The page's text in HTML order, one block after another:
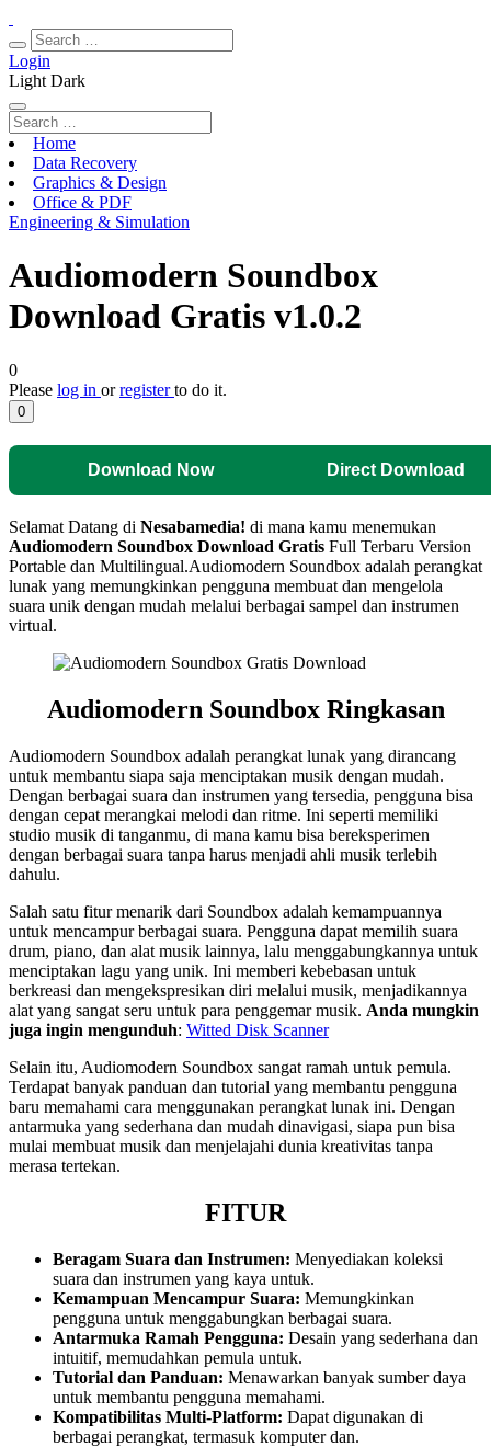
Login
Light Dark
Home
Data Recovery
Graphics & Design
Office & PDF
Engineering & Simulation
Audiomodern Soundbox
Download Gratis v1.0.2
0
Please log in orregisterto do it.
0
Download Now Direct Download
Selamat Datang di Nesabamedia! di mana kamu menemukan
Audiomodern Soundbox Download Gratis Full Terbaru Version
Portable dan Multilingual.Audiomodern Soundbox adalah perangkat
lunak yang memungkinkan pengguna membuat dan mengelola
suara unik dengan mudah melalui berbagai sampel dan instrumen
virtual.
Audiomodern Soundbox Ringkasan
Audiomodern Soundbox adalah perangkat lunak yang dirancang
untuk membantu siapa saja menciptakan musik dengan mudah.
Dengan berbagai suara dan instrumen yang tersedia, pengguna bisa
dengan cepat merangkai melodi dan ritme. Ini seperti memiliki
studio musik di tanganmu, di mana kamu bisa bereksperimen
dengan berbagai suara tanpa harus menjadi ahli musik terlebih
dahulu.
Salah satu fitur menarik dari Soundbox adalah kemampuannya
untuk mencampur berbagai suara. Pengguna dapat memilih suara
drum, piano, dan alat musik lainnya, lalu menggabungkannya untuk
menciptakan lagu yang unik. Ini memberi kebebasan untuk
berkreasi dan mengekspresikan diri melalui musik, menjadikannya
alat yang sangat seru untuk para penggemar musik. Anda mungkin
juga ingin mengunduh: Witted Disk Scanner
Selain itu, Audiomodern Soundbox sangat ramah untuk pemula.
Terdapat banyak panduan dan tutorial yang membantu pengguna
baru memahami cara menggunakan perangkat lunak ini. Dengan
antarmuka yang sederhana dan mudah dinavigasi, siapa pun bisa
mulai membuat musik dan menjelajahi dunia kreativitas tanpa
merasa tertekan.
FITUR
Beragam Suara dan Instrumen: Menyediakan koleksi
suara dan instrumen yang kaya untuk.
Kemampuan Mencampur Suara: Memungkinkan
pengguna untuk menggabungkan berbagai suara.
Antarmuka Ramah Pengguna: Desain yang sederhana dan
intuitif, memudahkan pemula untuk.
Tutorial dan Panduan: Menawarkan banyak sumber daya
untuk membantu pengguna memahami.
Kompatibilitas Multi-Platform: Dapat digunakan di
berbagai perangkat, termasuk komputer dan.